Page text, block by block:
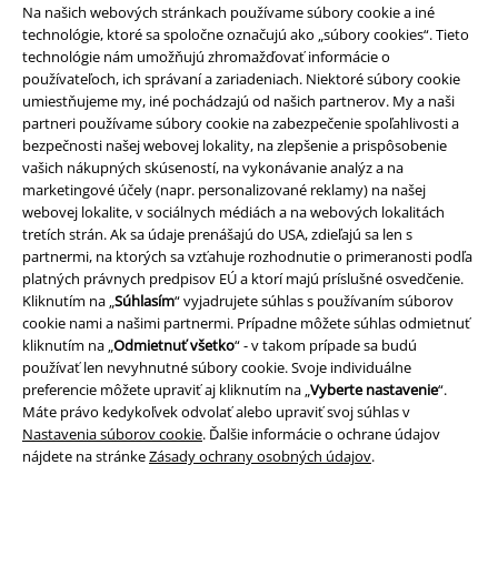
Na našich webových stránkach používame súbory cookie a iné
technológie, ktoré sa spoločne označujú ako „súbory cookies“. Tieto
technológie nám umožňujú zhromažďovať informácie o
používateľoch, ich správaní a zariadeniach. Niektoré súbory cookie
umiestňujeme my, iné pochádzajú od našich partnerov. My a naši
partneri používame súbory cookie na zabezpečenie spoľahlivosti a
bezpečnosti našej webovej lokality, na zlepšenie a prispôsobenie
vašich nákupných skúseností, na vykonávanie analýz a na
marketingové účely (napr. personalizované reklamy) na našej
webovej lokalite, v sociálnych médiách a na webových lokalitách
tretích strán. Ak sa údaje prenášajú do USA, zdieľajú sa len s
partnermi, na ktorých sa vzťahuje rozhodnutie o primeranosti podľa
platných právnych predpisov EÚ a ktorí majú príslušné osvedčenie.
Kliknutím na „Súhlasím“ vyjadrujete súhlas s používaním súborov
cookie nami a našimi partnermi. Prípadne môžete súhlas odmietnuť
kliknutím na „Odmietnuť všetko“ - v takom prípade sa budú
používať len nevyhnutné súbory cookie. Svoje individuálne
preferencie môžete upraviť aj kliknutím na „Vyberte nastavenie“.
Máte právo kedykoľvek odvolať alebo upraviť svoj súhlas v
Nastavenia súborov cookie. Ďalšie informácie o ochrane údajov
nájdete na stránkeZásady ochrany osobných údajov.
Nová aplikácia EMP
Stiahnite si novú EMP aplikáciu zdarma a využite všetky nové
funkcie a výhody!
A Warner Music Group Company